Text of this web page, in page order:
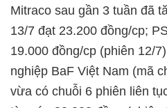
Mitraco sau gần 3 tuần đã
13/7 đạt 23.200 đồng/cp;
19.000 đồng/cp (phiên 12/
nghiệp BaF Việt Nam (mã
vừa có chuỗi 6 phiên liên